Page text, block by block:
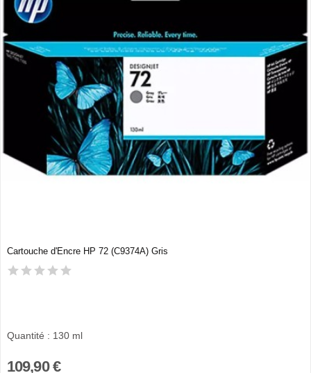
Cartouche d'Encre HP 72 (C9374A) Gris
Quantité : 130 ml
109,90 €